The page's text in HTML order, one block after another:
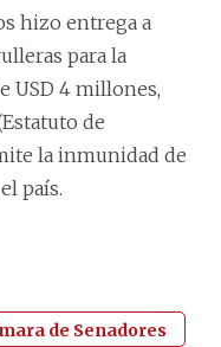
hizo entrega a
para la
USD 4 millones,
de
la inmunidad de
país.
de Senadores